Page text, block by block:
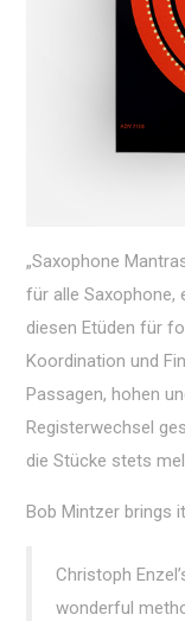
„Saxophone
für alle Saxophone,
diesen Etüden für
Koordination und
Passagen, hohen
Registerwechsel
die Stücke stets
Bob Mintzer brings
Christoph
wonderful